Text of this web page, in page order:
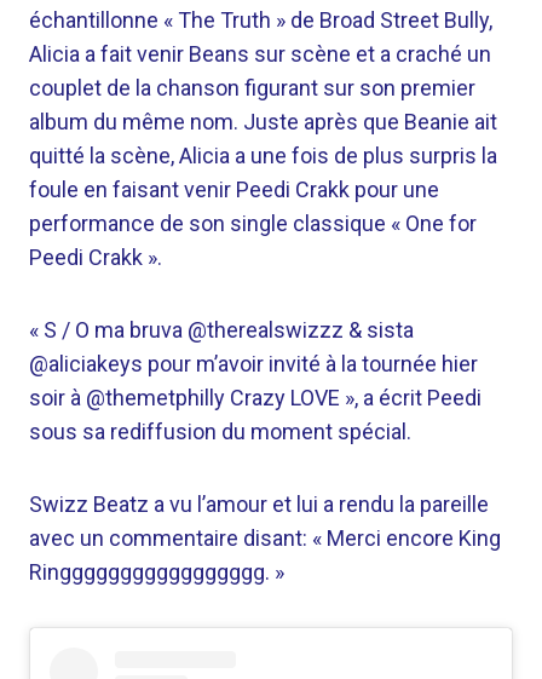
échantillonne « The Truth » de Broad Street Bully,
Alicia a fait venir Beans sur scène et a craché un
couplet de la chanson figurant sur son premier
album du même nom. Juste après que Beanie ait
quitté la scène, Alicia a une fois de plus surpris la
foule en faisant venir Peedi Crakk pour une
performance de son single classique « One for
Peedi Crakk ».
« S / O ma bruva @therealswizzz & sista
@aliciakeys pour m’avoir invité à la tournée hier
soir à @themetphilly Crazy LOVE », a écrit Peedi
sous sa rediffusion du moment spécial.
Swizz Beatz a vu l’amour et lui a rendu la pareille
avec un commentaire disant: « Merci encore King
Ringgggggggggggggggg. »